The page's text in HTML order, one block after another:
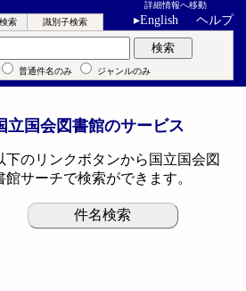
詳細情報へ移動
▸English ヘルプ
索 識別子検索
検索
普通件名のみ ジャンルのみ
立国会図書館のサービス
下のリンクボタンから国立国会図
館サーチで検索ができます。
件名検索